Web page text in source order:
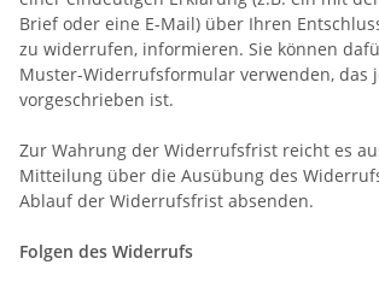
Brief oder eine E-Mail) über Ihren
zu widerrufen, informieren. Sie können
Muster-Widerrufsformular verwenden, das
vorgeschrieben ist.
Zur Wahrung der Widerrufsfrist reicht es
Mitteilung über die Ausübung des
Ablauf der Widerrufsfrist absenden.
Folgen des Widerrufs